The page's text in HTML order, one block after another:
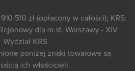
510 zł (opłacony w całości); KRS:
dla m.st. Warszawy - XIV
Wydział KRS
poniżej znaki towarowe są
ich właścicieli.